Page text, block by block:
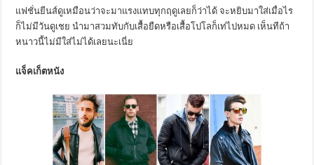
แฟชั่นยีนส์ดูเหมือนว่าจะมาแรงแทบทุกฤดูเลยก็ว่าได้ จะหยิบมาใส่เมื่อไร
ก็ไม่มีวันดูเชย นำมาสวมทับกับเสื้อยืดหรือเสื้อโปโลก็เท่ไปหมด เห็นทีถ้า
หนาวนี้ไม่มีใส่ไม่ได้เลยนะเนี่ย
แจ็คเก็ตหนัง